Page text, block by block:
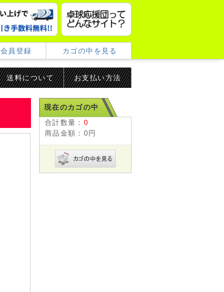
会員登録 カゴの中を見る
送料について お支払い方法
現在のカゴの中
合計数量： 0
商品金額： 0円